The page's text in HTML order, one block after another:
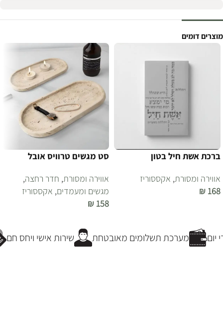
מוצרים דומים
ברכת אשת חיל בטון
אווירה ומסורת, אקססוריז
₪ 168
סט מגשים טרוויס אובל
אווירה ומסורת, חדר רחצה,
מגשים ומעמדים, אקססוריז
₪ 158
שירות אישי ויחס חם מערכת תשלומים מאובטחת